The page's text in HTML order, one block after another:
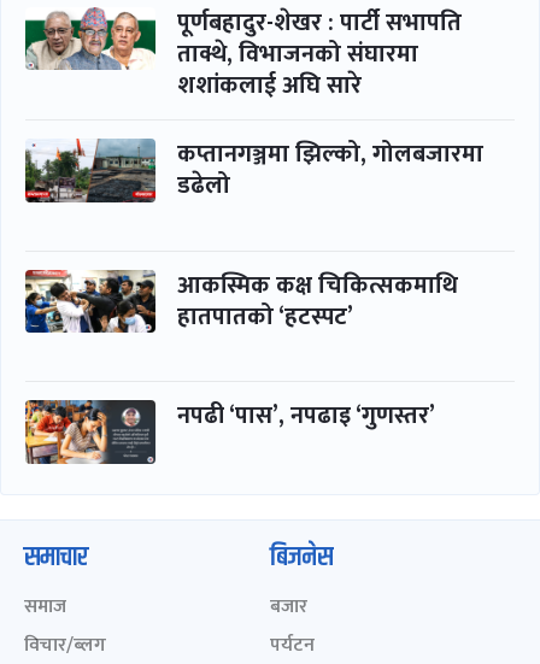
पूर्णबहादुर-शेखर : पार्टी सभापति
ताक्थे, विभाजनको संघारमा
शशांकलाई अघि सारे
कप्तानगञ्जमा झिल्को, गोलबजारमा
डढेलो
आकस्मिक कक्ष चिकित्सकमाथि
हातपातको ‘हटस्पट’
नपढी ‘पास’, नपढाइ ‘गुणस्तर’
समाचार
समाज
विचार/ब्लग
बिजनेस
बजार
पर्यटन